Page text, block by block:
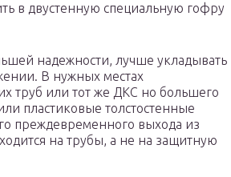
в двустенную специальную гофру
надежности, лучше укладывать
В нужных местах
труб или тот же ДКС но большего
пластиковые толстостенные
преждевременного выхода из
на трубы, а не на защитную